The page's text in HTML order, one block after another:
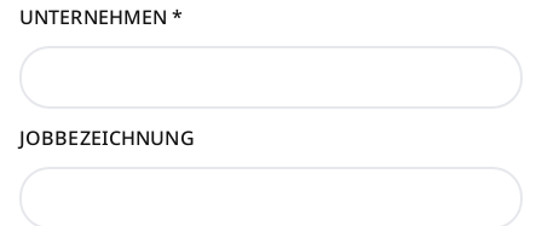
UNTERNEHMEN*
JOBBEZEICHNUNG